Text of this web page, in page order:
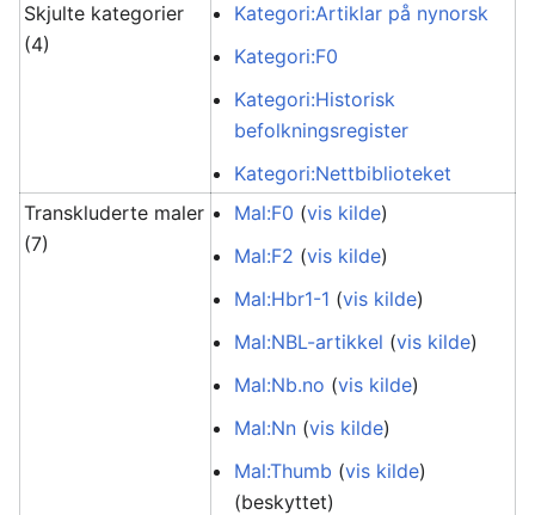
Skjulte kategorier
(4)
Kategori:Artiklar på nynorsk
Kategori:F0
Kategori:Historisk
befolkningsregister
Kategori:Nettbiblioteket
Transkluderte maler
(7)
Mal:F0 (vis kilde)
Mal:F2 (vis kilde)
Mal:Hbr1-1 (vis kilde)
Mal:NBL-artikkel (vis kilde)
Mal:Nb.no (vis kilde)
Mal:Nn (vis kilde)
Mal:Thumb (vis kilde)
(beskyttet)